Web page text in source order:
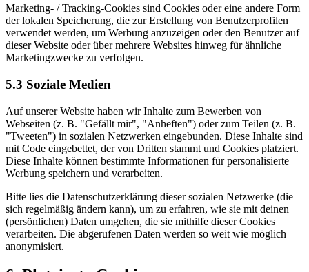
Marketing- / Tracking-Cookies sind Cookies oder eine andere Form
der lokalen Speicherung, die zur Erstellung von Benutzerprofilen
verwendet werden, um Werbung anzuzeigen oder den Benutzer auf
dieser Website oder über mehrere Websites hinweg für ähnliche
Marketingzwecke zu verfolgen.
5.3 Soziale Medien
Auf unserer Website haben wir Inhalte zum Bewerben von
Webseiten (z. B. "Gefällt mir", "Anheften") oder zum Teilen (z. B.
"Tweeten") in sozialen Netzwerken eingebunden. Diese Inhalte sind
mit Code eingebettet, der von Dritten stammt und Cookies platziert.
Diese Inhalte können bestimmte Informationen für personalisierte
Werbung speichern und verarbeiten.
Bitte lies die Datenschutzerklärung dieser sozialen Netzwerke (die
sich regelmäßig ändern kann), um zu erfahren, wie sie mit deinen
(persönlichen) Daten umgehen, die sie mithilfe dieser Cookies
verarbeiten. Die abgerufenen Daten werden so weit wie möglich
anonymisiert.